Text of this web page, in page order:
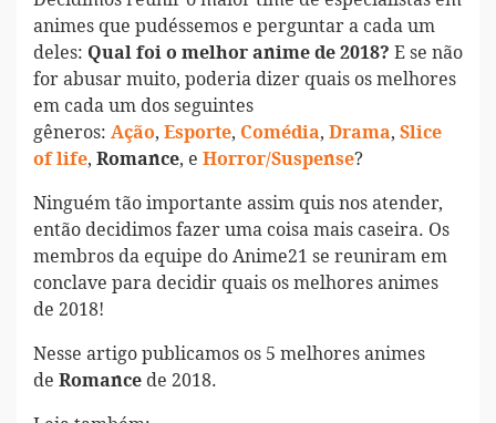
animes que pudéssemos e perguntar a cada um
deles: Qual foi o melhor anime de 2018? E se não
for abusar muito, poderia dizer quais os melhores
em cada um dos seguintes
gêneros: Ação, Esporte, Comédia, Drama, Slice
of life, Romance, e Horror/Suspense?
Ninguém tão importante assim quis nos atender,
então decidimos fazer uma coisa mais caseira. Os
membros da equipe do Anime21 se reuniram em
conclave para decidir quais os melhores animes
de 2018!
Nesse artigo publicamos os 5 melhores animes
de Romance de 2018.